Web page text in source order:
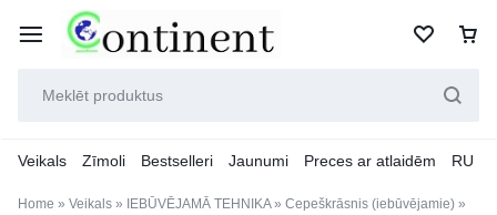
Veikals Zīmoli Bestselleri Jaunumi Preces ar atlaidēm RU
Home » Veikals » IEBŪVĒJAMĀ TEHNIKA» Cepeškrāsnis (iebūvējamie) »